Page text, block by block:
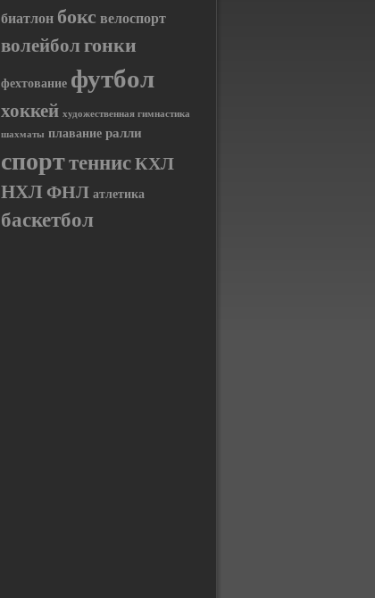
биатлон бокс велоспорт
волейболгонки
фехтование футбол
хоккей художественная гимнастика
шахматы плавание ралли
спорттеннисКХЛ
НХЛ ФНЛатлетика
баскетбол